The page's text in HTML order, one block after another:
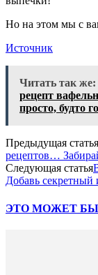
Но на этом мы с
Источник
Читать так же:
рецепт
просто, будто
Предыдущая статья
рецептов…
Следующая статья
Добавь секретный
ЭТО МОЖЕТ